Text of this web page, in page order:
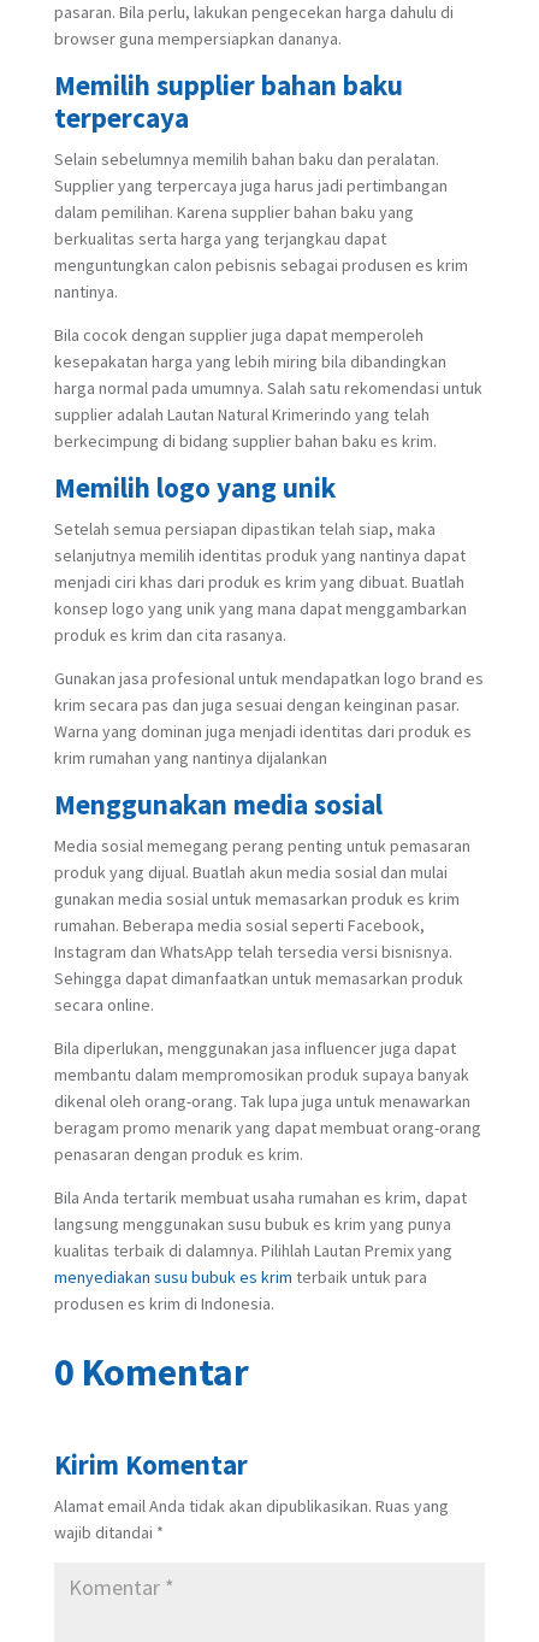
pasaran. Bila perlu, lakukan pengecekan harga dahulu di
browser guna mempersiapkan dananya.
Memilih supplier bahan baku
terpercaya
Selain sebelumnya memilih bahan baku dan peralatan.
Supplier yang terpercaya juga harus jadi pertimbangan
dalam pemilihan. Karena supplier bahan baku yang
berkualitas serta harga yang terjangkau dapat
menguntungkan calon pebisnis sebagai produsen es krim
nantinya.
Bila cocok dengan supplier juga dapat memperoleh
kesepakatan harga yang lebih miring bila dibandingkan
harga normal pada umumnya. Salah satu rekomendasi untuk
supplier adalah Lautan Natural Krimerindo yang telah
berkecimpung di bidang supplier bahan baku es krim.
Memilih logo yang unik
Setelah semua persiapan dipastikan telah siap, maka
selanjutnya memilih identitas produk yang nantinya dapat
menjadi ciri khas dari produk es krim yang dibuat. Buatlah
konsep logo yang unik yang mana dapat menggambarkan
produk es krim dan cita rasanya.
Gunakan jasa profesional untuk mendapatkan logo brand es
krim secara pas dan juga sesuai dengan keinginan pasar.
Warna yang dominan juga menjadi identitas dari produk es
krim rumahan yang nantinya dijalankan
Menggunakan media sosial
Media sosial memegang perang penting untuk pemasaran
produk yang dijual. Buatlah akun media sosial dan mulai
gunakan media sosial untuk memasarkan produk es krim
rumahan. Beberapa media sosial seperti Facebook,
Instagram dan WhatsApp telah tersedia versi bisnisnya.
Sehingga dapat dimanfaatkan untuk memasarkan produk
secara online.
Bila diperlukan, menggunakan jasa influencer juga dapat
membantu dalam mempromosikan produk supaya banyak
dikenal oleh orang-orang. Tak lupa juga untuk menawarkan
beragam promo menarik yang dapat membuat orang-orang
penasaran dengan produk es krim.
Bila Anda tertarik membuat usaha rumahan es krim, dapat
langsung menggunakan susu bubuk es krim yang punya
kualitas terbaik di dalamnya. Pilihlah Lautan Premix yang
menyediakan susu bubuk es krim terbaik untuk para
produsen es krim di Indonesia.
0 Komentar
Kirim Komentar
Alamat email Anda tidak akan dipublikasikan. Ruas yang
wajib ditandai *